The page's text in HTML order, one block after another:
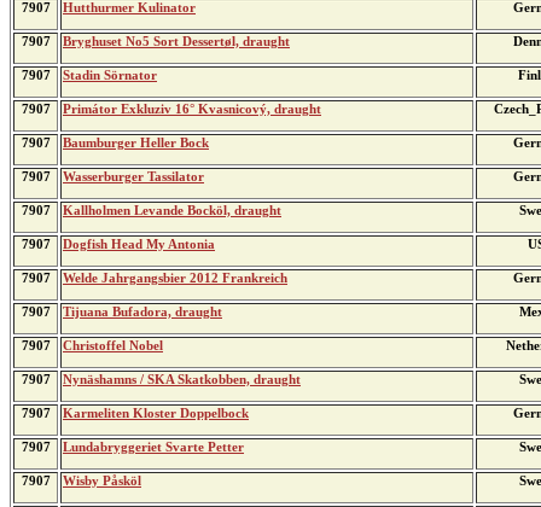
7907 Hutthurmer Kulinator
7907 Bryghuset No5 Sort Dessertøl, draught
7907 Stadin Sörnator
7907 Primátor Exkluziv 16° Kvasnicový, draught
7907 Baumburger Heller Bock
7907 Wasserburger Tassilator
7907 Kallholmen Levande Bocköl, draught
7907 Dogfish Head My Antonia
7907 Welde Jahrgangsbier 2012 Frankreich
7907 Tijuana Bufadora, draught
7907 Christoffel Nobel
7907 Nynäshamns / SKA Skatkobben, draught
7907 Karmeliten Kloster Doppelbock
7907 Lundabryggeriet Svarte Petter
7907 Wisby Påsköl